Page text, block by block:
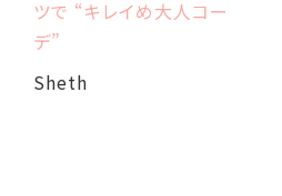
ツで “キレイめ大人コー
デ”
Sheth